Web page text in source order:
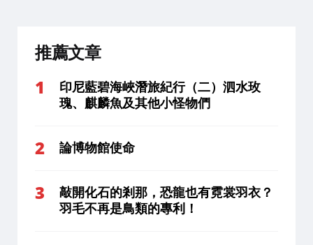
推薦文章
印尼藍碧海峽潛旅紀行（二）泗水玫
瑰、麒麟魚及其他小怪物們
論博物館使命
敲開化石的剎那，恐龍也有霓裳羽衣？
羽毛不再是鳥類的專利！